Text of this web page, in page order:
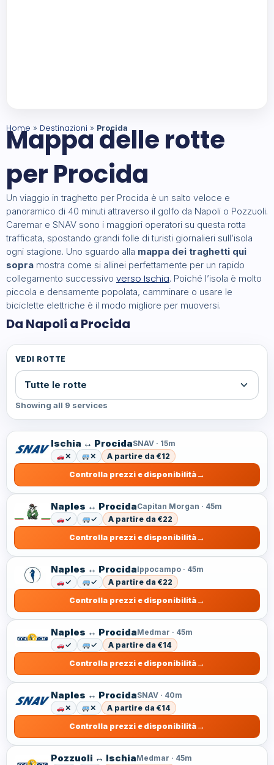
Home » Destinazioni » Procida
Mappa delle rotte
per Procida
Un viaggio in traghetto per Procida è un salto veloce e
panoramico di 40 minuti attraverso il golfo da Napoli o Pozzuoli.
Caremar e SNAV sono i maggiori operatori su questa rotta
trafficata, spostando grandi folle di turisti giornalieri sull’isola
ogni stagione. Uno sguardo alla mappa dei traghetti qui
sopra mostra come si allinei perfettamente per un rapido
collegamento successivo verso Ischia. Poiché l’isola è molto
piccola e densamente popolata, camminare o usare le
biciclette elettriche è il modo migliore per muoversi.
Da Napoli a Procida
VEDI ROTTE
Showing all 9 services
Ischia ↔ ProcidaSNAV · 15m
✕
✕
A partire da €12
Controlla prezzi e disponibilità
Naples ↔ ProcidaCapitan Morgan · 45m
✓
✓
A partire da €22
Controlla prezzi e disponibilità
Naples ↔ ProcidaIppocampo · 45m
✓
✓
A partire da €22
Controlla prezzi e disponibilità
Naples ↔ ProcidaMedmar · 45m
✓
✓
A partire da €14
Controlla prezzi e disponibilità
Naples ↔ ProcidaSNAV · 40m
✕
✕
A partire da €14
Controlla prezzi e disponibilità
Pozzuoli ↔ IschiaMedmar · 45m